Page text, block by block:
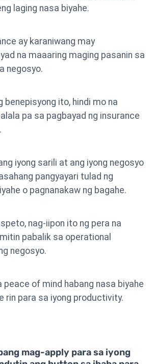
laging nasa biyahe.
ay karaniwang may
na maaaring maging pasanin sa
negosyo.
benepisyong ito, hindi mo na
pa sa pagbayad ng insurance
iyong sarili at ang iyong negosyo
pangyayari tulad ng
o pagnanakaw ng bagahe.
nag-iipon ito ng pera na
pabalik sa operational
negosyo.
peace of mind habang nasa biyahe
rin para sa iyong productivity.
mag-apply para sa iyong